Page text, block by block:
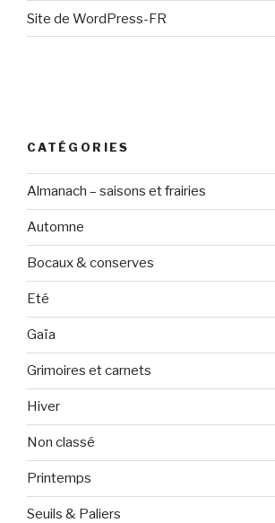
Site de WordPress-FR
CATÉGORIES
Almanach – saisons et frairies
Automne
Bocaux & conserves
Eté
Gaïa
Grimoires et carnets
Hiver
Non classé
Printemps
Seuils & Paliers